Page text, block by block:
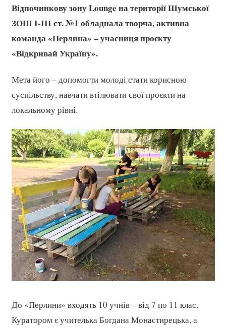
Відпочинкову зону Lounge на території Шумської
ЗОШ І-ІІІ ст. №1 обладнала творча, активна
команда «Перлина» – учасниця проєкту
«Відкривай Україну».
Мета його – допомогти молоді стати корисною
суспільству, навчати втілювати свої проєкти на
локальному рівні.
До «Перлини» входять 10 учнів – від 7 по 11 клас.
Куратором є учителька Богдана Монастирецька, а